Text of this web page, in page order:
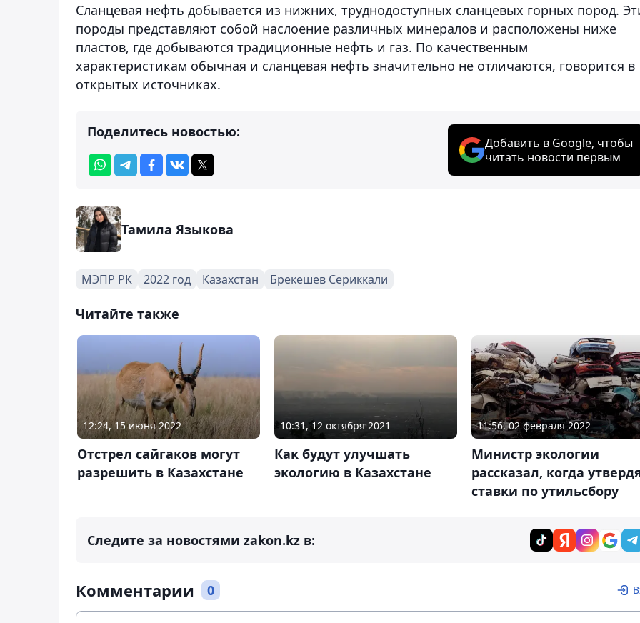
Сланцевая нефть добывается из нижних, труднодоступных сланцевых горных пород.
породы представляют собой наслоение различных минералов и расположены ниже
пластов, где добываются традиционные нефть и газ. По качественным
характеристикам обычная и сланцевая нефть значительно не отличаются, говорится в
открытых источниках.
Поделитесь новостью:
Добавить в Google, чтобы
читать новости первым
Тамила Языкова
МЭПР РК 2022 год Казахстан Брекешев Сериккали
Читайте также
12:24, 15 июня 2022
Отстрел сайгаков могут
разрешить в Казахстане
10:31, 12 октября 2021
Как будут улучшать
экологию в Казахстане
11:56, 02 февраля 2022
Министр экологии
рассказал, когда
ставки по утильсбору
Следите за новостями zakon.kz в:
Комментарии 0